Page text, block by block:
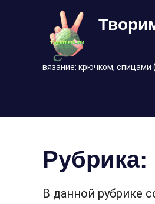
содержимому
вязание: крючком,
Рубрика:
В данной рубрике